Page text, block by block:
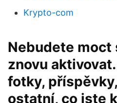
Krypto-com
Nebudete moct
znovu
fotky,
ostatní, co jste